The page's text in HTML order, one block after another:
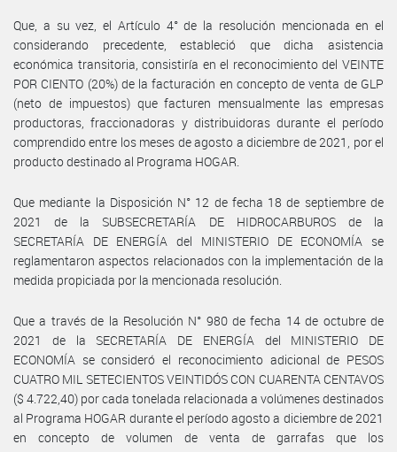
Que, a su vez, el Artículo 4° de la resolución mencionada en el
considerando precedente, estableció que dicha asistencia
económica transitoria, consistiría en el reconocimiento del VEINTE
POR CIENTO (20%) de la facturación en concepto de venta de GLP
(neto de impuestos) que facturen mensualmente las empresas
productoras, fraccionadoras y distribuidoras durante el período
comprendido entre los meses de agosto a diciembre de 2021, por el
producto destinado al Programa HOGAR.
Que mediante la Disposición N° 12 de fecha 18 de septiembre de
2021 de la SUBSECRETARÍA DE HIDROCARBUROS de la
SECRETARÍA DE ENERGÍA del MINISTERIO DE ECONOMÍA se
reglamentaron aspectos relacionados con la implementación de la
medida propiciada por la mencionada resolución.
Que a través de la Resolución N° 980 de fecha 14 de octubre de
2021 de la SECRETARÍA DE ENERGÍA del MINISTERIO DE
ECONOMÍA se consideró el reconocimiento adicional de PESOS
CUATRO MIL SETECIENTOS VEINTIDÓS CON CUARENTA CENTAVOS
($ 4.722,40) por cada tonelada relacionada a volúmenes destinados
al Programa HOGAR durante el período agosto a diciembre de 2021
en concepto de volumen de venta de garrafas que los